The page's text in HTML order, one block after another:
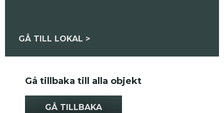
GÅ TILL LOKAL >
Gå tillbaka till alla objekt
GÅ TILLBAKA